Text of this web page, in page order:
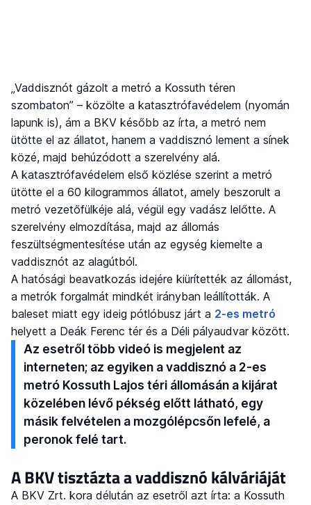
„Vaddisznót gázolt a metró a Kossuth téren
szombaton” – közölte a katasztrófavédelem (nyomán
lapunk is), ám a BKV később az írta, a metró nem
ütötte el az állatot, hanem a vaddisznó lement a sínek
közé, majd behúzódott a szerelvény alá.
A katasztrófavédelem első közlése szerint a metró
ütötte el a 60 kilogrammos állatot, amely beszorult a
metró vezetőfülkéje alá, végül egy vadász lelőtte. A
szerelvény elmozdítása, majd az állomás
feszültségmentesítése után az egység kiemelte a
vaddisznót az alagútból.
A hatósági beavatkozás idejére kiürítették az állomást,
a metrók forgalmát mindkét irányban leállították. A
baleset miatt egy ideig pótlóbusz járt a 2-es metró
helyett a Deák Ferenc tér és a Déli pályaudvar között.
Az esetről több videó is megjelent az
interneten; az egyiken a vaddisznó a 2-es
metró Kossuth Lajos téri állomásán a kijárat
közelében lévő pékség előtt látható, egy
másik felvételen a mozgólépcsőn lefelé, a
peronok felé tart.
A BKV tisztázta a vaddisznó kálváriáját
A BKV Zrt. kora délután az esetről azt írta: a Kossuth